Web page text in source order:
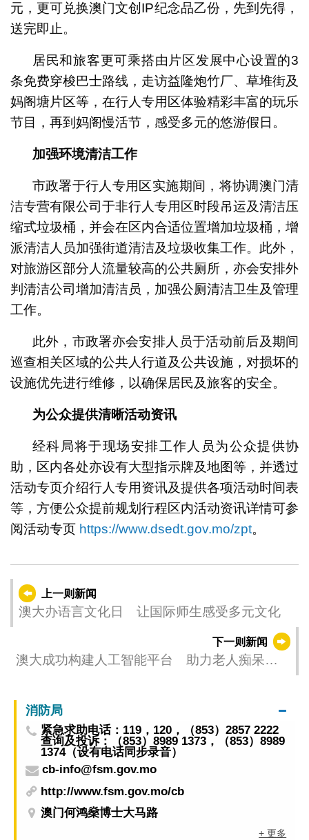
元，更可兑换澳门文创IP纪念品乙份，先到先得，
送完即止。
居民和旅客更可乘搭由片区发展中心设置的3
条免费穿梭巴士路线，走访益隆炮竹厂、草堆街及
妈阁塘片区等，在行人专用区体验精彩丰富的玩乐
节目，再到妈阁慢活节，感受多元的悠游假日。
加强环境清洁工作
市政署于行人专用区实施期间，将协调澳门清
洁专营有限公司于非行人专用区时段吊运及清洁压
缩式垃圾桶，并会在区内合适位置增加垃圾桶，增
派清洁人员加强街道清洁及垃圾收集工作。此外，
对旅游区部分人流量较高的公共厕所，亦会安排外
判清洁公司增加清洁员，加强公厕清洁卫生及管理
工作。
此外，市政署亦会安排人员于活动前后及期间
巡查相关区域的公共人行道及公共设施，对损坏的
设施优先进行维修，以确保居民及旅客的安全。
为公众提供清晰活动资讯
经科局将于现场安排工作人员为公众提供协
助，区内各处亦设有大型指示牌及地图等，并透过
活动专页介绍行人专用资讯及提供各项活动时间表
等，方便公众提前规划行程区内活动资讯详情可参
阅活动专页 https://www.dsedt.gov.mo/zpt。
上一则新闻
澳大办语言文化日 让国际师生感受多元文化
下一则新闻
澳大成功构建人工智能平台 助力老人痴呆中
消防局
紧急求助电话：119，120，（853）2857 2222
查询及投诉：（853）8989 1373，（853）8989
1374（设有电话同步录音）
cb-info@fsm.gov.mo
http://www.fsm.gov.mo/cb
澳门何鸿燊博士大马路
+ 更多